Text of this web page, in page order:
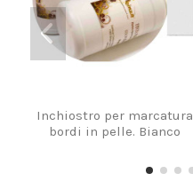
Inchiostro per marcatura
bordi in pelle. Bianco